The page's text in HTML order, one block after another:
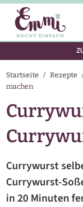
Startseite / Rezepte
machen
Currywurst
Currywurst-
in 20 Minuten